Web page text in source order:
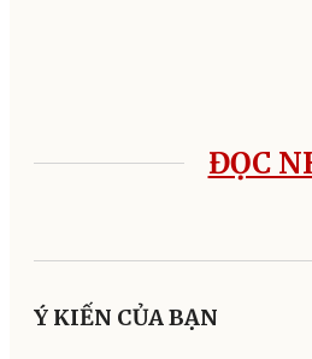
ĐỌC
Ý KIẾN CỦA BẠN